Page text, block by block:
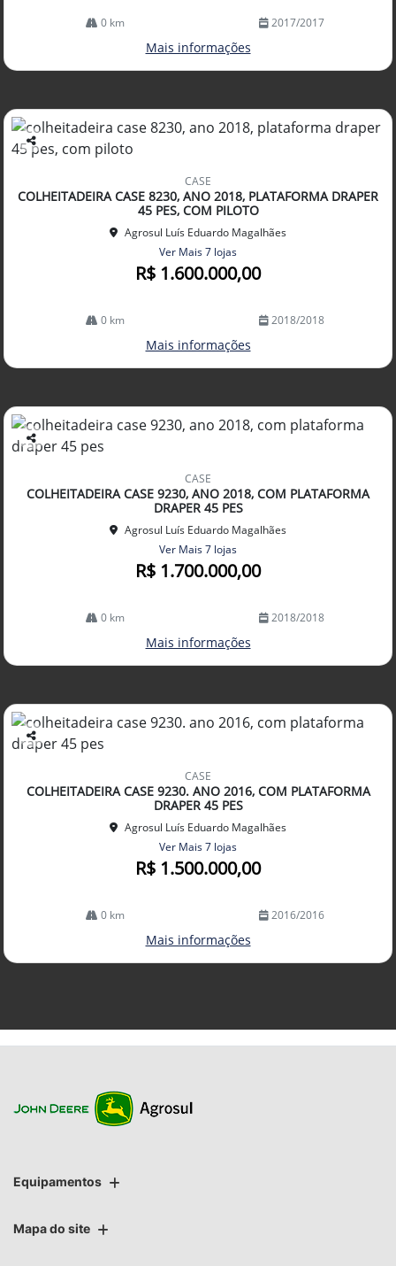
0 km 2017/2017
Mais informações
Co
arti
lhe
CASE
COLHEITADEIRA CASE 8230, ANO 2018, PLATAFORMA DRAPER
45 PES, COM PILOTO
Agrosul Luís Eduardo Magalhães
Ver Mais 7 lojas
R$ 1.600.000,00
0 km 2018/2018
Mais informações
Co
arti
lhe
CASE
COLHEITADEIRA CASE 9230, ANO 2018, COM PLATAFORMA
DRAPER 45 PES
Agrosul Luís Eduardo Magalhães
Ver Mais 7 lojas
R$ 1.700.000,00
0 km 2018/2018
Mais informações
Co
arti
lhe
CASE
COLHEITADEIRA CASE 9230. ANO 2016, COM PLATAFORMA
DRAPER 45 PES
Agrosul Luís Eduardo Magalhães
Ver Mais 7 lojas
R$ 1.500.000,00
0 km 2016/2016
Mais informações
Equipamentos
Mapa do site